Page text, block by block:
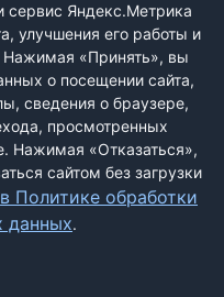
при возврате денег. В
буду вынуждена
...
Яндекс.Метрика
улучшения его работы и
Нажимая «Принять», вы
о посещении сайта,
сведения о браузере,
просмотренных
Нажимая «Отказаться»,
сайтом без загрузки
в Политике обработки
данных.